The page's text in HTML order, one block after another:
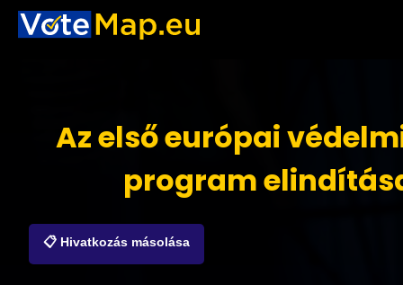
Az első európai
program
📋 Hivatkozás másolása